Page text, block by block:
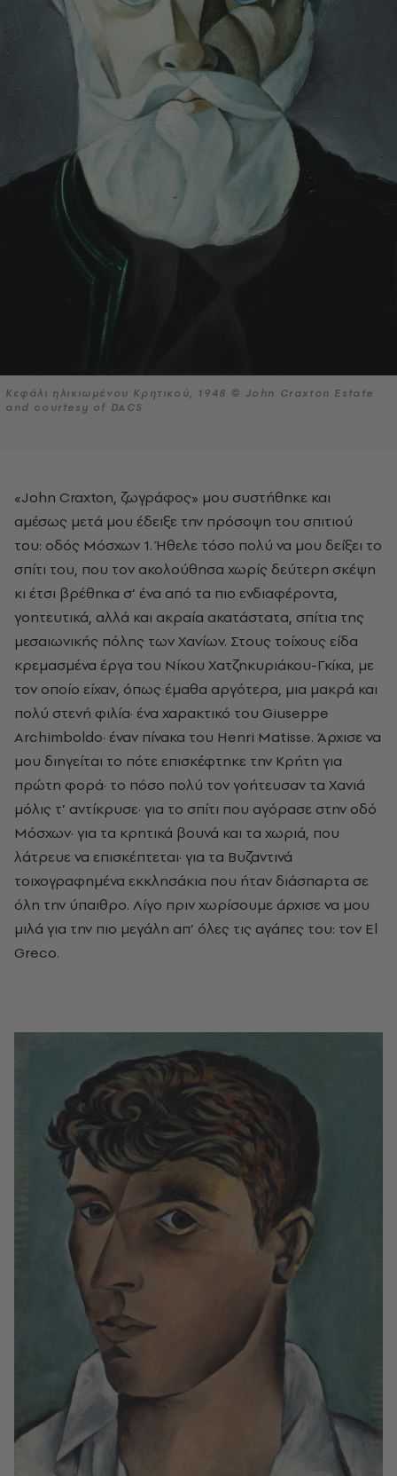
Κεφάλι ηλικιωμένου Κρητικού, 1948 © John Craxton Estate
and courtesy of DACS
«John Craxton, ζωγράφος» μου συστήθηκε και
αμέσως μετά μου έδειξε την πρόσοψη του σπιτιού
του: οδός Μόσχων 1. Ήθελε τόσο πολύ να μου δείξει το
σπίτι του, που τον ακολούθησα χωρίς δεύτερη σκέψη
κι έτσι βρέθηκα σ’ ένα από τα πιο ενδιαφέροντα,
γοητευτικά, αλλά και ακραία ακατάστατα, σπίτια της
μεσαιωνικής πόλης των Χανίων. Στους τοίχους είδα
κρεμασμένα έργα του Νίκου Χατζηκυριάκου-Γκίκα, με
τον οποίο είχαν, όπως έμαθα αργότερα, μια μακρά και
πολύ στενή φιλία· ένα χαρακτικό του Giuseppe
Archimboldo· έναν πίνακα του Henri Matisse. Άρχισε να
μου διηγείται το πότε επισκέφτηκε την Κρήτη για
πρώτη φορά· το πόσο πολύ τον γοήτευσαν τα Χανιά
μόλις τ’ αντίκρυσε· για το σπίτι που αγόρασε στην οδό
Μόσχων· για τα κρητικά βουνά και τα χωριά, που
λάτρευε να επισκέπτεται· για τα Βυζαντινά
τοιχογραφημένα εκκλησάκια που ήταν διάσπαρτα σε
όλη την ύπαιθρο. Λίγο πριν χωρίσουμε άρχισε να μου
μιλά για την πιο μεγάλη απ’ όλες τις αγάπες του: τον El
Greco.